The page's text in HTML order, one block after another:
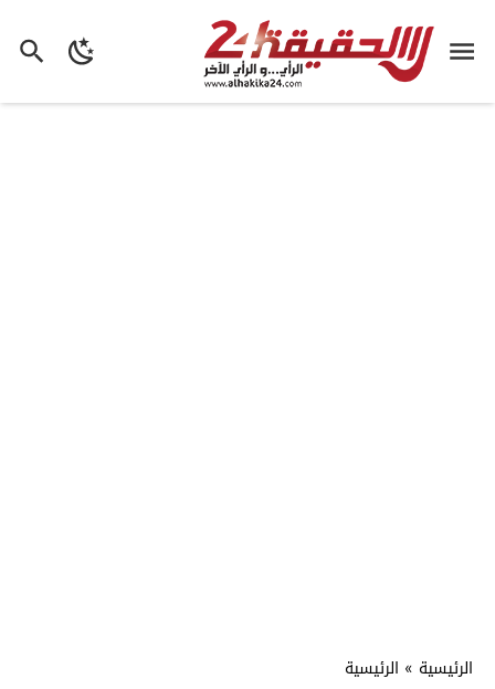
الرئيسية » الرئيسية